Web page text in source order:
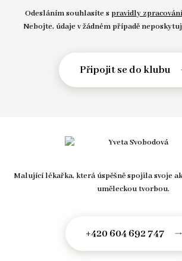
Odesláním souhlasíte s pravidly
Nebojte, údaje v žádném případě
Malující lékařka, která úspěšně spojila svoje
uměleckou tvorbou.
+420 604 692 747